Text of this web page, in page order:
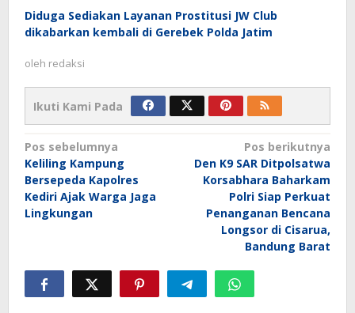
Diduga Sediakan Layanan Prostitusi JW Club
dikabarkan kembali di Gerebek Polda Jatim
oleh redaksi
Ikuti Kami Pada
Navigasi
pos
Pos sebelumnya
Keliling Kampung
Bersepeda Kapolres
Kediri Ajak Warga Jaga
Lingkungan
Pos berikutnya
Den K9 SAR Ditpolsatwa
Korsabhara Baharkam
Polri Siap Perkuat
Penanganan Bencana
Longsor di Cisarua,
Bandung Barat